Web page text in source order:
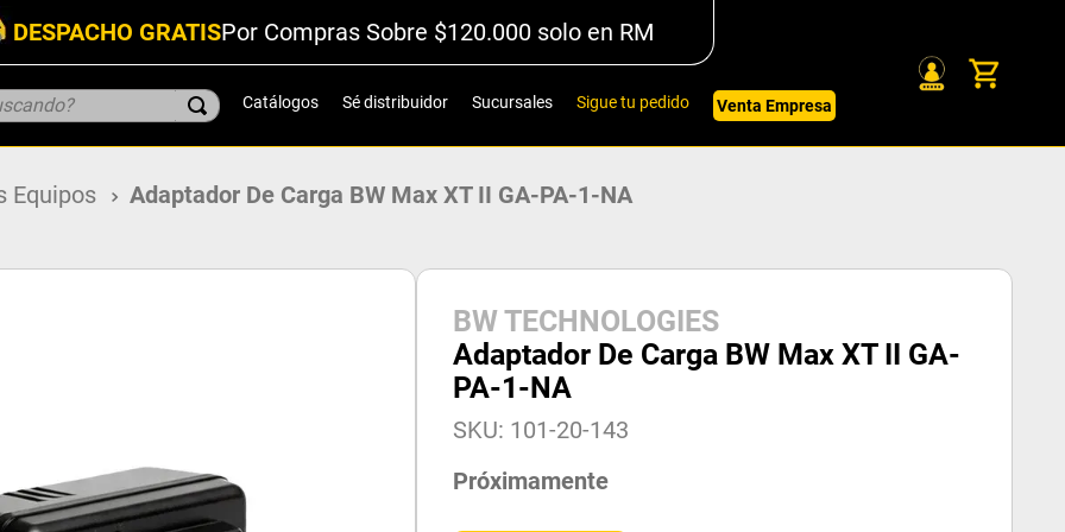
DESPACHO GRATISPor Compras Sobre $120.000 solo en RM
Catálogos Sé distribuidor Sucursales Sigue tu pedido Venta Empresa
Equipos Adaptador De Carga BW Max XT II GA-PA-1-NA
BW TECHNOLOGIES
Adaptador De Carga BW Max XT II GA-
PA-1-NA
SKU: 101-20-143
Próximamente